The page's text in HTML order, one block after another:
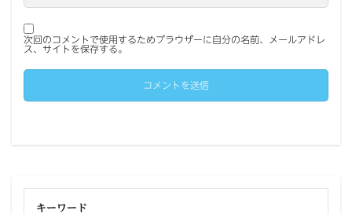
次回のコメントで使用するためブラウザーに自分の名前、メールアドレ
ス、サイトを保存する。
キーワード